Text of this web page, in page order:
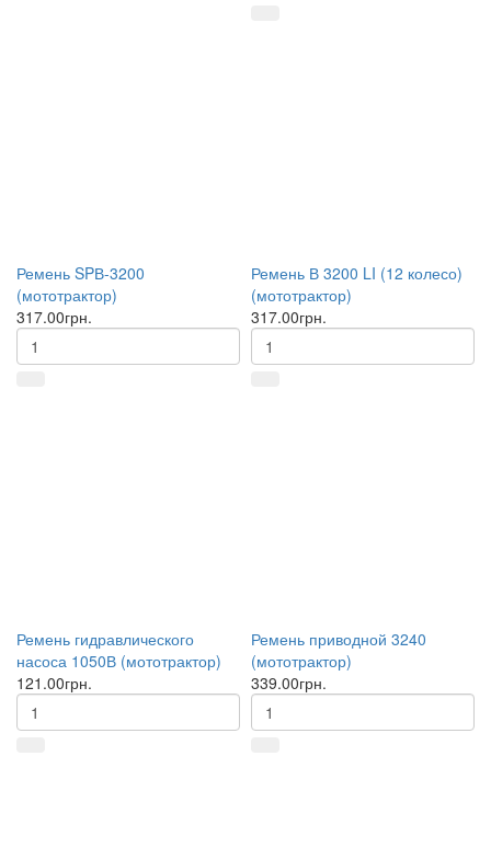
Ремень SPВ-3200
(мототрактор)
317.00грн.
Ремень В 3200 LI (12 колесо)
(мототрактор)
317.00грн.
Ремень гидравлического
насоса 1050В (мототрактор)
121.00грн.
Ремень приводной 3240
(мототрактор)
339.00грн.